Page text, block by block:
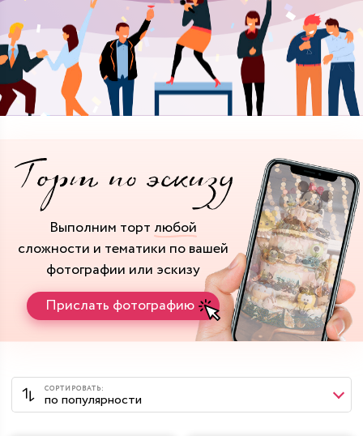
Выполним торт любой
сложности и тематики по вашей
фотографии или эскизу
Прислать фотографию